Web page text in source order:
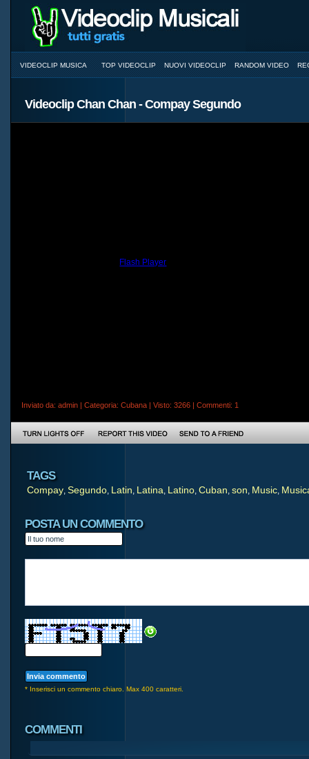
VIDEOCLIP MUSICA TOP VIDEOCLIP NUOVI VIDEOCLIP RANDOM VIDEO
Videoclip Chan Chan - Compay Segundo
Flash Player
Inviato da: admin | Categoria: Cubana | Visto: 3266 | Commenti: 1
TAGS
Compay, Segundo, Latin, Latina, Latino, Cuban, son, Music,
POSTA UN COMMENTO
* Inserisci un commento chiaro. Max 400 caratteri.
COMMENTI